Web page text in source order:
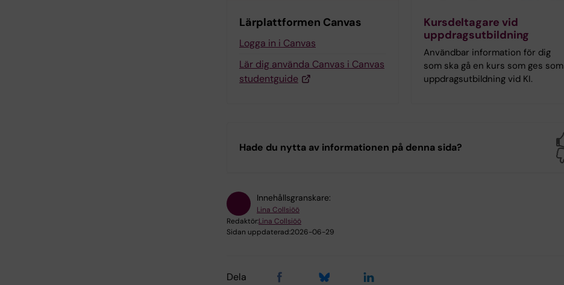
Lärplattformen Canvas
Logga in i Canvas
Lär dig använda Canvas i Canvas
studentguide
Kursdeltagare vid
uppdragsutbildning
Användbar information för dig
som ska gå en kurs som ges som
uppdragsutbildning vid KI.
Hade du nytta av informationen på denna sida?
Innehållsgranskare:
Lina Collsiöö
Redaktör:Lina Collsiöö
Sidan uppdaterad:2026-06-29
Dela